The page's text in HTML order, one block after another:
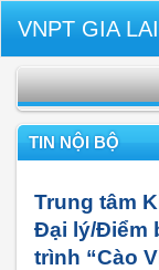
VNPT GIA LAI
TIN NỘI BỘ
Trung tâm
Đại lý/Điểm
trình “Cào